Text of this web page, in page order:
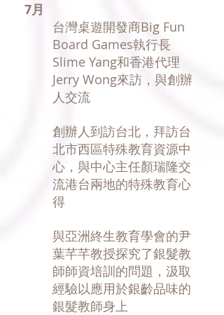
7月
​台灣桌遊開發商Big Fun
Board Games執行長
Slime Yang和香港代理
Jerry Wong來訪，與創辦
人交流
創辦人到訪台北，拜訪台
北市西區特殊教育資源中
心，與中心主任顏瑞隆交
流港台兩地的特殊教育心
得
與亞洲終生教育學會的尹
葉芊芊教授探究了銀髮教
師師資培訓的問題，汲取
經驗以應用於銀齡品味的
銀髮教師身上